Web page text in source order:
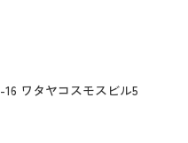
ワタヤコスモスビル5